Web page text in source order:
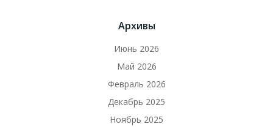
Архивы
Июнь 2026
Май 2026
Февраль 2026
Декабрь 2025
Ноябрь 2025